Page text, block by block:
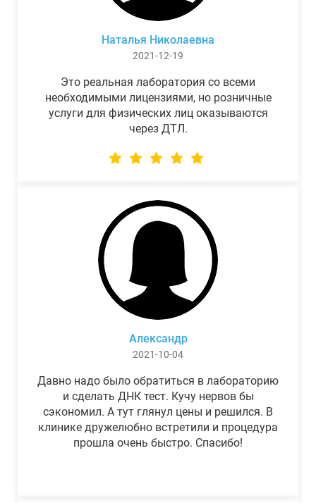
Наталья Николаевна
2021-12-19
Это реальная лаборатория со всеми
необходимыми лицензиями, но розничные
услуги для физических лиц оказываются
через ДТЛ.
Александр
2021-10-04
Давно надо было обратиться в лабораторию
и сделать ДНК тест. Кучу нервов бы
сэкономил. А тут глянул цены и решился. В
клинике дружелюбно встретили и процедура
прошла очень быстро. Спасибо!